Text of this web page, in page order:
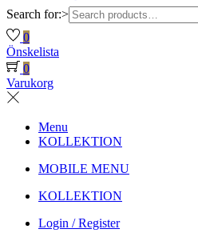
Search for:>
0
Önskelista
0
Varukorg
Menu
KOLLEKTION
MOBILE MENU
KOLLEKTION
Login / Register